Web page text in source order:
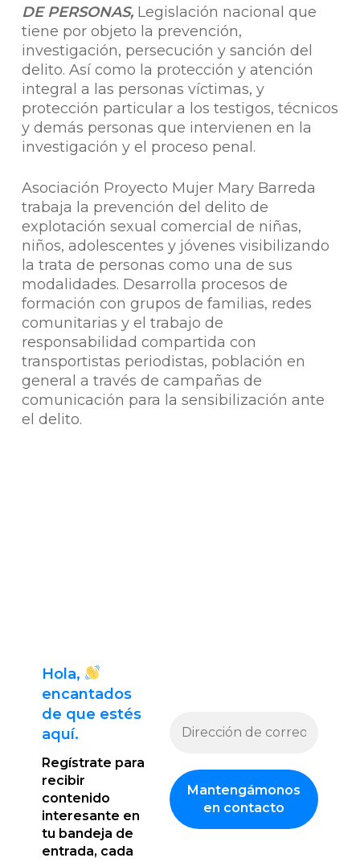
DE PERSONAS, Legislación nacional que
tiene por objeto la prevención,
investigación, persecución y sanción del
delito. Así como la protección y atención
integral a las personas víctimas, y
protección particular a los testigos, técnicos
y demás personas que intervienen en la
investigación y el proceso penal.
Asociación Proyecto Mujer Mary Barreda
trabaja la prevención del delito de
explotación sexual comercial de niñas,
niños, adolescentes y jóvenes visibilizando
la trata de personas como una de sus
modalidades. Desarrolla procesos de
formación con grupos de familias, redes
comunitarias y el trabajo de
responsabilidad compartida con
transportistas periodistas, población en
general a través de campañas de
comunicación para la sensibilización ante
el delito.
Hola,
encantados
de que estés
aquí.
Regístrate para
recibir
contenido
interesante en
tu bandeja de
entrada, cada